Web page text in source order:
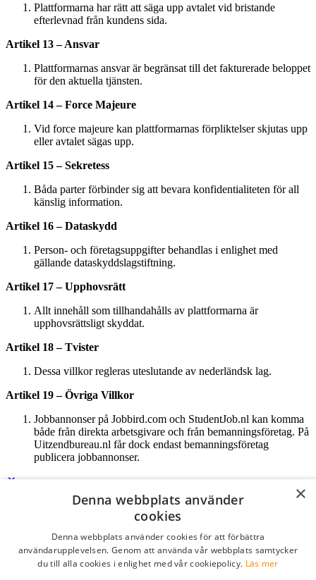
Plattformarna har rätt att säga upp avtalet vid bristande
efterlevnad från kundens sida.
Artikel 13 – Ansvar
Plattformarnas ansvar är begränsat till det fakturerade beloppet
för den aktuella tjänsten.
Artikel 14 – Force Majeure
Vid force majeure kan plattformarnas förpliktelser skjutas upp
eller avtalet sägas upp.
Artikel 15 – Sekretess
Båda parter förbinder sig att bevara konfidentialiteten för all
känslig information.
Artikel 16 – Dataskydd
Person- och företagsuppgifter behandlas i enlighet med
gällande dataskyddslagstiftning.
Artikel 17 – Upphovsrätt
Allt innehåll som tillhandahålls av plattformarna är
upphovsrättsligt skyddat.
Artikel 18 – Tvister
Dessa villkor regleras uteslutande av nederländsk lag.
Artikel 19 – Övriga Villkor
Jobbannonser på Jobbird.com och StudentJob.nl kan komma
både från direkta arbetsgivare och från bemanningsföretag. På
Uitzendbureau.nl får dock endast bemanningsföretag
publicera jobbannonser.
Logga in som företag
Lösenord
×
Denna webbplats använder
cookies
Denna webbplats använder cookies för att förbättra
användarupplevelsen. Genom att använda vår webbplats samtycker
du till alla cookies i enlighet med vår cookiepolicy. Läs mer